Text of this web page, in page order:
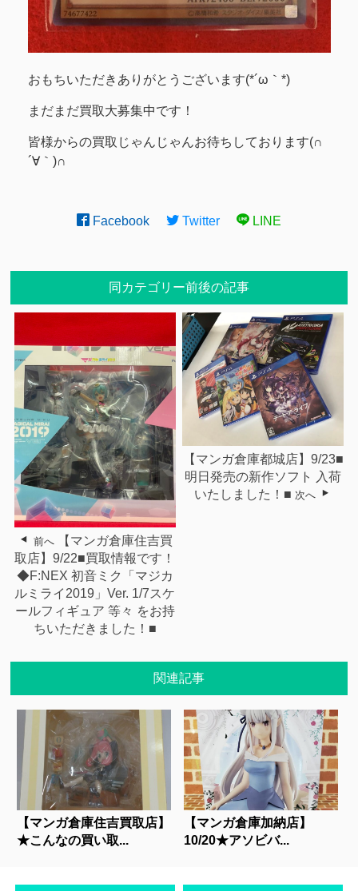
おもちいただきありがとうございます(*´ω｀*)
まだまだ買取大募集中です！
皆様からの買取じゃんじゃんお待ちしております(∩
´∀｀)∩
Facebook Twitter LINE
同カテゴリー前後の記事
前へ
【マンガ倉庫住吉買
取店】9/22■買取情報です！
◆F:NEX 初音ミク「マジカ
ルミライ2019」Ver. 1/7スケ
ールフィギュア 等々 をお持
ちいただきました！■
【マンガ倉庫都城店】9/23■
明日発売の新作ソフト 入荷
いたしました！■ 次へ
関連記事
【マンガ倉庫住吉買取店】
★こんなの買い取...
【マンガ倉庫加納店】
10/20★アソビバ...